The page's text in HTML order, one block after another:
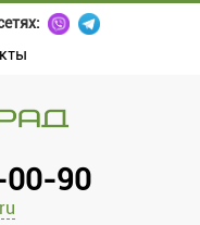
00-90